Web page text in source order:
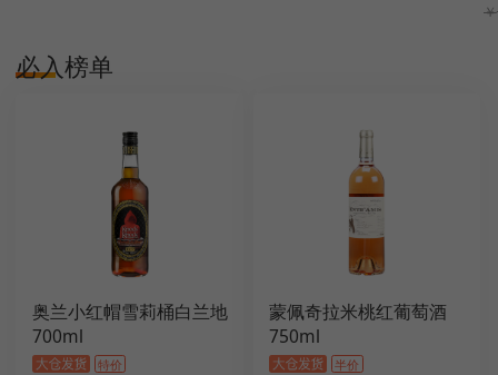
￥
必入榜单
奥兰小红帽雪莉桶白兰地
700ml
特价
蒙佩奇拉米桃红葡萄酒
750ml
半价